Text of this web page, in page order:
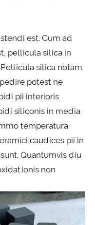
est. Cum ad
pellicula silica in
silica notam
potest ne
pii interioris
siliconis in media
temperatura
caudices pii in
Quantumvis diu
non